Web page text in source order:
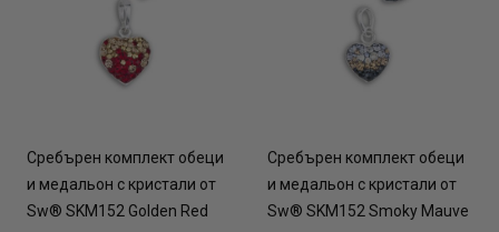
Сребърен комплект обеци
и медальон с кристали от
Sw® SKM152 Golden Red
Сребърен комплект обеци
и медальон с кристали от
Sw® SKM152 Smoky Mauve